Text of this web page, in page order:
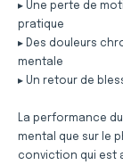
▸ Une perte de
pratique
▸ Des douleurs
mentale
▸ Un retour de
La performance
mental que sur le
conviction qui est